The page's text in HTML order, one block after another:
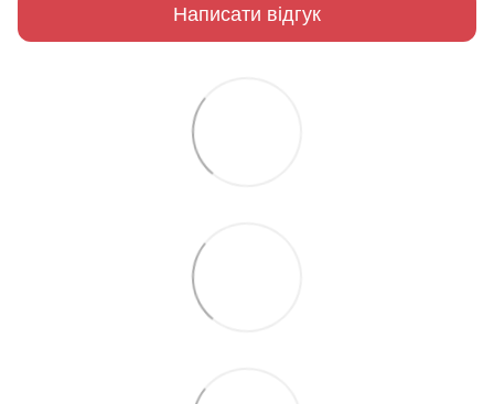
Написати відгук